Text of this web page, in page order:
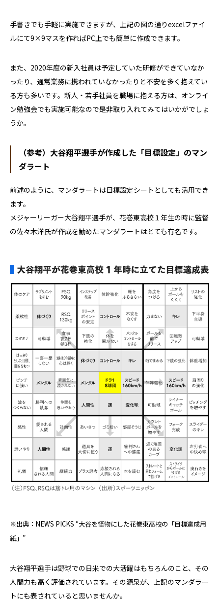
手書きでも手軽に実施できますが、上記の図の通りexcelファイ
ルにて9×9マスを作ればPC 上でも簡単に作成できます。
また、 2020年度の新入社員は予定していた研修ができていなか
ったり、通常業務に携われていなかったりと不安を多く抱えてい
る方も多いです。新人・若手社員を職場に抱える方は、オンライ
ン勉強会でも実施可能なので是非取り入れてみてはいかがでしょ
うか。
（参考）大谷翔平選手が作成した「目標設定」のマン
ダラート
前述のように、マンダラートは目標設定シートとしても活用でき
ます。
メジャーリーガー大谷翔平選手が、花巻東高校１年生の時に監督
の佐々木洋氏が作成を勧めたマンダラートはとても有名です。
※出典：NEWS PICKS “大谷を怪物にした花巻東高校の「目標達成用
紙」”
大谷翔平選手は野球での日米での大活躍はもちろんのこと、その
人間力も高く評価されています。その源泉が、上記のマンダラー
トにも表されていると思いませんか。